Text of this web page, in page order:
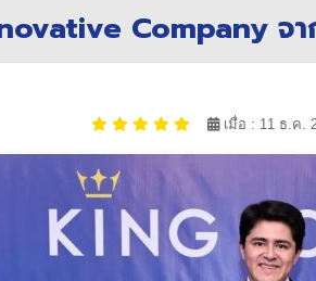
Company จ
เมื่อ : 11 ธ.ค.